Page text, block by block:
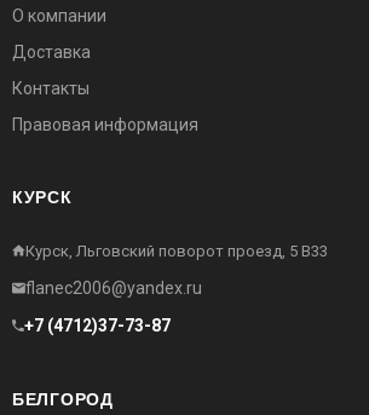
О компании
Доставка
Контакты
Правовая информация
КУРСК
Курск, Льговский поворот проезд, 5 В33
flanec2006@yandex.ru
+7 (4712)37-73-87
БЕЛГОРОД